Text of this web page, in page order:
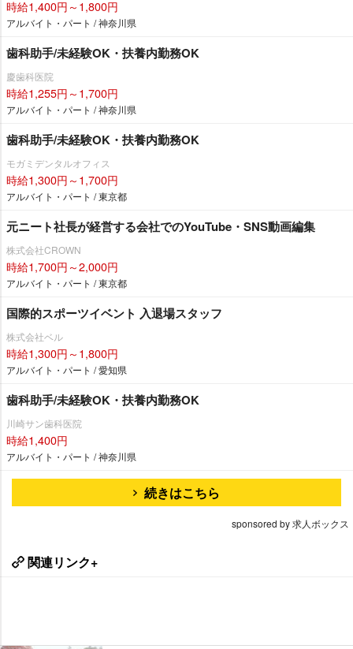
時給1,400円～1,800円
アルバイト・パート / 神奈川県
歯科助手/未経験OK・扶養内勤務OK
慶歯科医院
時給1,255円～1,700円
アルバイト・パート / 神奈川県
歯科助手/未経験OK・扶養内勤務OK
モガミデンタルオフィス
時給1,300円～1,700円
アルバイト・パート / 東京都
元ニート社長が経営する会社でのYouTube・SNS動画編集
株式会社CROWN
時給1,700円～2,000円
アルバイト・パート / 東京都
国際的スポーツイベント 入退場スタッフ
株式会社ベル
時給1,300円～1,800円
アルバイト・パート / 愛知県
歯科助手/未経験OK・扶養内勤務OK
川崎サン歯科医院
時給1,400円
アルバイト・パート / 神奈川県
続きはこちら
sponsored by 求人ボックス
関連リンク+